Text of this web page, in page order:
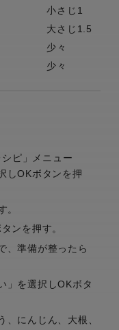
小さじ1
大さじ1.5
少々
少々
ピ」メニュー
しOKボタンを押
。
ンを押す。
、準備が整ったら
」を選択しOKボタ
、にんじん、大根、